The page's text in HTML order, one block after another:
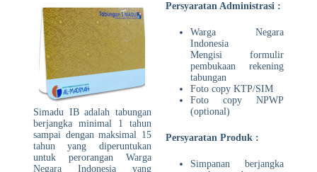
Simadu IB adalah tabungan
berjangka minimal 1 tahun
sampai dengan maksimal 15
tahun yang diperuntukan
untuk perorangan Warga
Negara Indonesia yang
Persyaratan Administrasi :
Warga Negara
Indonesia
Mengisi formulir
pembukaan rekening
tabungan
Foto copy KTP/SIM
Foto copy NPWP
(optional)
Persyaratan Produk :
Simpanan berjangka